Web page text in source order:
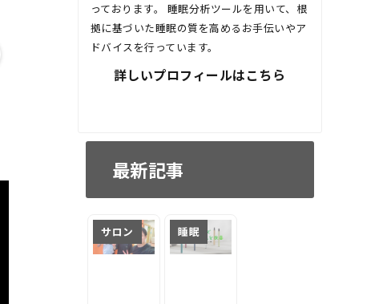
っております。 睡眠分析ツールを用いて、根
拠に基づいた睡眠の質を高めるお手伝いやア
ドバイスを行っています。
詳しいプロフィールはこちら
最新記事
サロン 睡眠